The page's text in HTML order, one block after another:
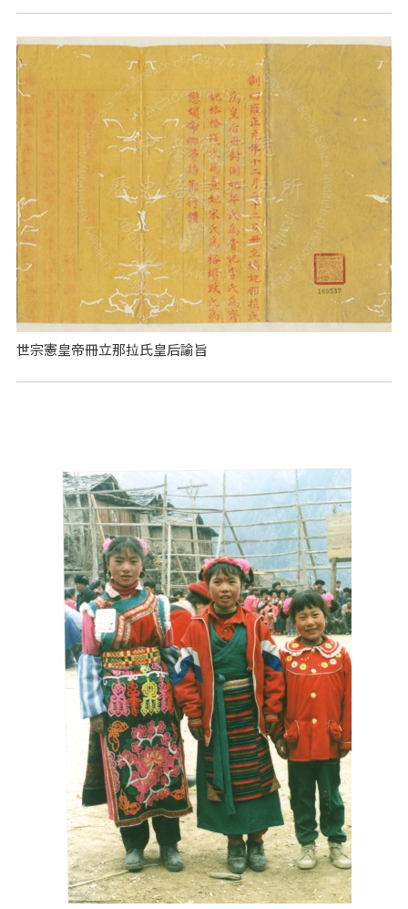
世宗憲皇帝冊立那拉氏皇后諭旨